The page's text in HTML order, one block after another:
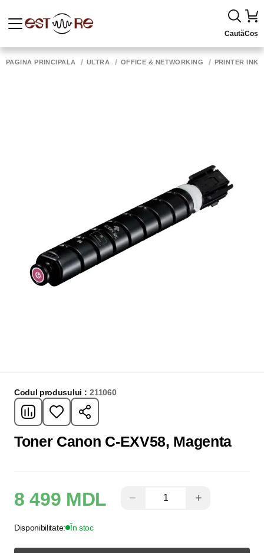
CautăCoș
PAGINA PRINCIPALĂ ULTRA OFFICE & NETWORKING PRINTER INK,
Codul produsului : 211060
Toner Canon C-EXV58, Magenta
8 499 MDL − +
Disponibilitate: În stoc